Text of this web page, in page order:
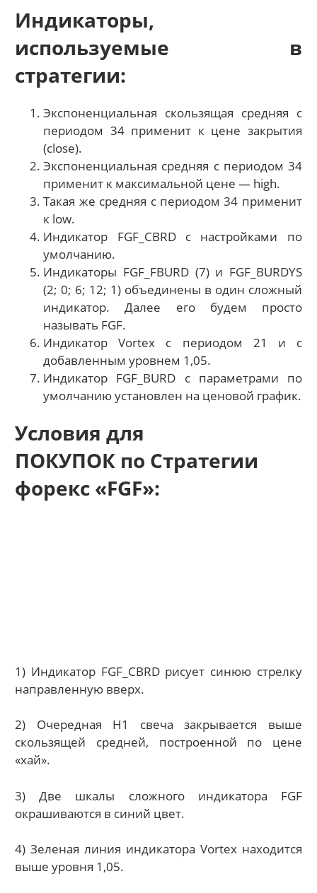
Индикаторы,
используемые в
стратегии:
Экспоненциальная скользящая средняя с
периодом 34 применит к цене закрытия
(close).
Экспоненциальная средняя с периодом 34
применит к максимальной цене — high.
Такая же средняя с периодом 34 применит
к low.
Индикатор FGF_CBRD с настройками по
умолчанию.
Индикаторы FGF_FBURD (7) и FGF_BURDYS
(2; 0; 6; 12; 1) объединены в один сложный
индикатор. Далее его будем просто
называть FGF.
Индикатор Vortex с периодом 21 и с
добавленным уровнем 1,05.
Индикатор FGF_BURD с параметрами по
умолчанию установлен на ценовой график.
Условия для
ПОКУПОК по Стратегии
форекс «FGF»:
1) Индикатор FGF_CBRD рисует синюю стрелку
направленную вверх.
2) Очередная H1 свеча закрывается выше
скользящей средней, построенной по цене
«хай».
3) Две шкалы сложного индикатора FGF
окрашиваются в синий цвет.
4) Зеленая линия индикатора Vortex находится
выше уровня 1,05.